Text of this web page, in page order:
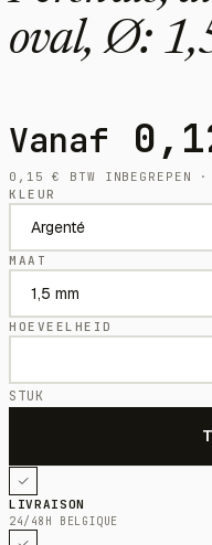
oval, Ø:
Vanaf
0,15€
BTW
KLEUR
MAAT
HOEVEELHEID
STUK
LIVRAISON
24/48H BELGIQUE